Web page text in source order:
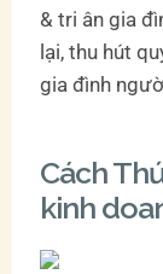
& tri ân gia
lại, thu hút
gia đình
Cách
kinh